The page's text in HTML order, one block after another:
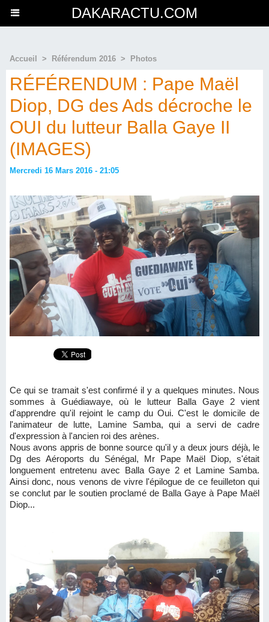
DAKARACTU.COM
Accueil > Référendum 2016 > Photos
RÉFÉRENDUM : Pape Maël
Diop, DG des Ads décroche le
OUI du lutteur Balla Gaye II
(IMAGES)
Mercredi 16 Mars 2016 - 21:05
Ce qui se tramait s'est confirmé il y a quelques minutes. Nous
sommes à Guédiawaye, où le lutteur Balla Gaye 2 vient
d'apprendre qu'il rejoint le camp du Oui. C'est le domicile de
l'animateur de lutte, Lamine Samba, qui a servi de cadre
d'expression à l'ancien roi des arènes.
Nous avons appris de bonne source qu'il y a deux jours déjà, le
Dg des Aéroports du Sénégal, Mr Pape Maël Diop, s'était
longuement entretenu avec Balla Gaye 2 et Lamine Samba.
Ainsi donc, nous venons de vivre l'épilogue de ce feuilleton qui
se conclut par le soutien proclamé de Balla Gaye à Pape Maël
Diop...